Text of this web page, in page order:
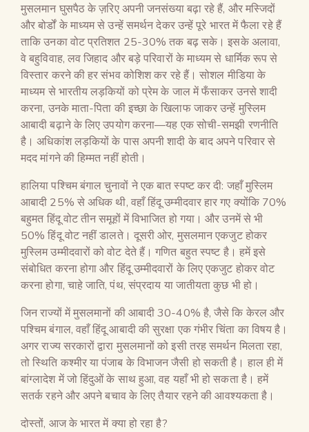
मुसलमान घुसपैठ के ज़रिए अपनी जनसंख्या बढ़ा रहे हैं, और मस्जिदों
और बोर्डों के माध्यम से उन्हें समर्थन देकर उन्हें पूरे भारत में फैला रहे हैं
ताकि उनका वोट प्रतिशत 25-30% तक बढ़ सके। इसके अलावा,
वे बहुविवाह, लव जिहाद और बड़े परिवारों के माध्यम से धार्मिक रूप से
विस्तार करने की हर संभव कोशिश कर रहे हैं। सोशल मीडिया के
माध्यम से भारतीय लड़कियों को प्रेम के जाल में फँसाकर उनसे शादी
करना, उनके माता-पिता की इच्छा के खिलाफ जाकर उन्हें मुस्लिम
आबादी बढ़ाने के लिए उपयोग करना—यह एक सोची-समझी रणनीति
है। अधिकांश लड़कियों के पास अपनी शादी के बाद अपने परिवार से
मदद मांगने की हिम्मत नहीं होती।
हालिया पश्चिम बंगाल चुनावों ने एक बात स्पष्ट कर दी: जहाँ मुस्लिम
आबादी 25% से अधिक थी, वहाँ हिंदू उम्मीदवार हार गए क्योंकि 70%
बहुमत हिंदू वोट तीन समूहों में विभाजित हो गया। और उनमें से भी
50% हिंदू वोट नहीं डालते। दूसरी ओर, मुसलमान एकजुट होकर
मुस्लिम उम्मीदवारों को वोट देते हैं। गणित बहुत स्पष्ट है। हमें इसे
संबोधित करना होगा और हिंदू उम्मीदवारों के लिए एकजुट होकर वोट
करना होगा, चाहे जाति, पंथ, संप्रदाय या जातीयता कुछ भी हो।
जिन राज्यों में मुसलमानों की आबादी 30-40% है, जैसे कि केरल और
पश्चिम बंगाल, वहाँ हिंदू आबादी की सुरक्षा एक गंभीर चिंता का विषय है।
अगर राज्य सरकारों द्वारा मुसलमानों को इसी तरह समर्थन मिलता रहा,
तो स्थिति कश्मीर या पंजाब के विभाजन जैसी हो सकती है। हाल ही में
बांग्लादेश में जो हिंदुओं के साथ हुआ, वह यहाँ भी हो सकता है। हमें
सतर्क रहने और अपने बचाव के लिए तैयार रहने की आवश्यकता है।
दोस्तों, आज के भारत में क्या हो रहा है?